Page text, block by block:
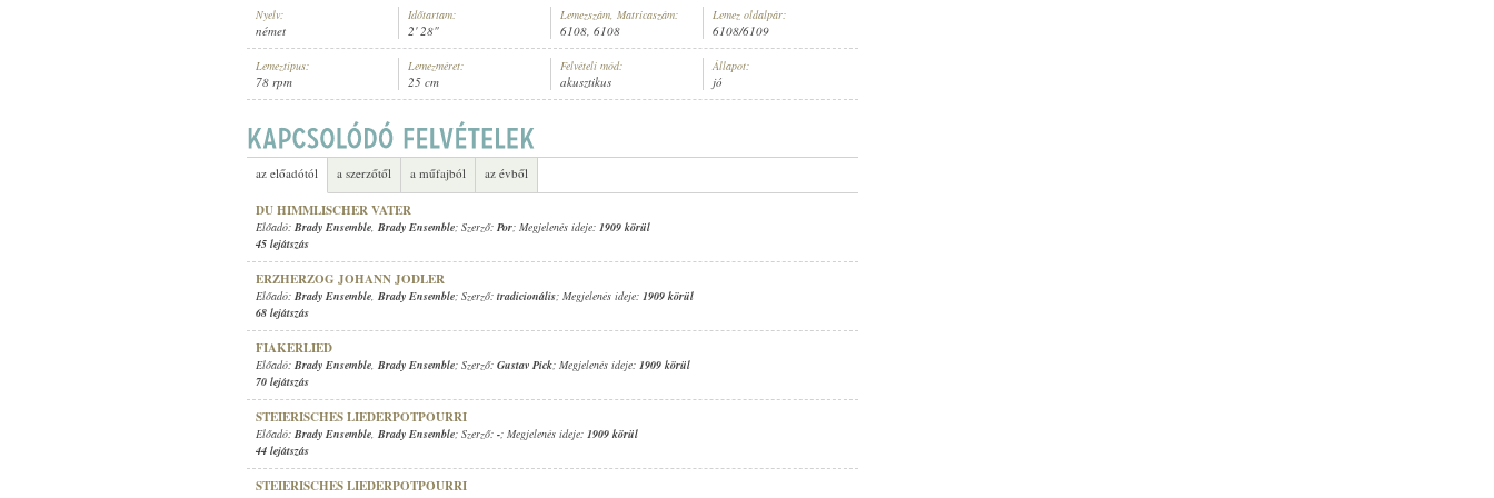
BRADY ENSEMBLE,BRADY ENSEMBLE
Nyelv:
német
Időtartam:
2' 28"
Lemezszám, Matricaszám:
6108, 6108
Lemez oldalpár:
6108/6109
Lemeztípus:
78 rpm
Lemezméret:
25 cm
Felvételi mód:
akusztikus
Állapot:
jó
az előadótól a szerzőtől a műfajból az évből
DU HIMMLISCHER VATER
Előadó: Brady Ensemble, Brady Ensemble; Szerző: Por; Megjelenés ideje: 1909 körül
45 lejátszás
ERZHERZOG JOHANN JODLER
Előadó: Brady Ensemble, Brady Ensemble; Szerző: tradicionális; Megjelenés ideje: 1909 körül
68 lejátszás
FIAKERLIED
Előadó: Brady Ensemble, Brady Ensemble; Szerző: Gustav Pick; Megjelenés ideje: 1909 körül
70 lejátszás
STEIERISCHES LIEDERPOTPOURRI
Előadó: Brady Ensemble, Brady Ensemble; Szerző: -; Megjelenés ideje: 1909 körül
44 lejátszás
STEIERISCHES LIEDERPOTPOURRI